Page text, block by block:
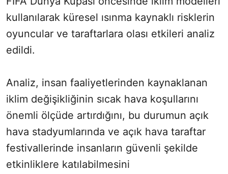
kullanılarak küresel ısınma kaynaklı risklerin
oyuncular ve taraftarlara olası etkileri analiz
edildi.
Analiz, insan faaliyetlerinden kaynaklanan
iklim değişikliğinin sıcak hava koşullarını
önemli ölçüde artırdığını, bu durumun açık
hava stadyumlarında ve açık hava taraftar
festivallerinde insanların güvenli şekilde
etkinliklere katılabilmesini